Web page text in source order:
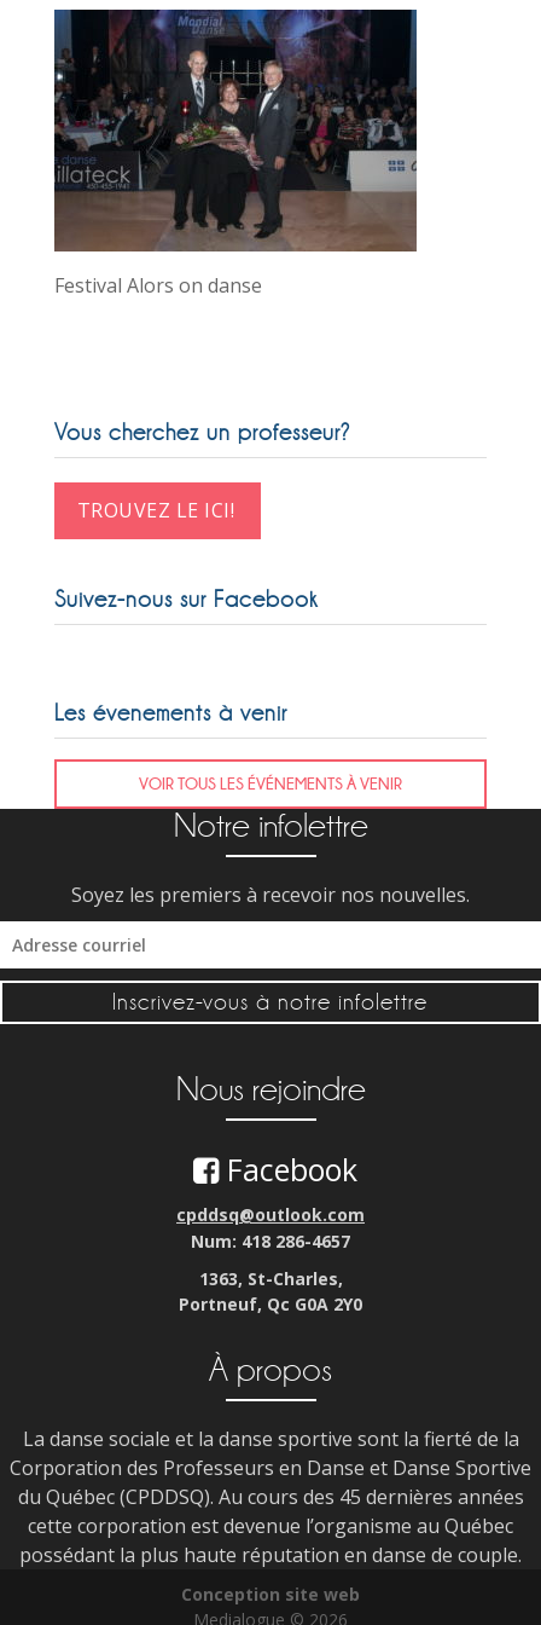
Festival Alors on danse
Vous cherchez un professeur?
TROUVEZ LE ICI!
Suivez-nous sur Facebook
Les évenements à venir
VOIR TOUS LES ÉVÉNEMENTS À VENIR
Notre infolettre
Soyez les premiers à recevoir nos nouvelles.
Inscrivez-vous à notre infolettre
Nous rejoindre
Facebook
cpddsq@outlook.com
Num: 418 286-4657
1363, St-Charles,
Portneuf, Qc G0A 2Y0
À propos
La danse sociale et la danse sportive sont la fierté de la
Corporation des Professeurs en Danse et Danse Sportive
du Québec (CPDDSQ). Au cours des 45 dernières années
cette corporation est devenue l’organisme au Québec
possédant la plus haute réputation en danse de couple.
Conception site web
Medialogue © 2026